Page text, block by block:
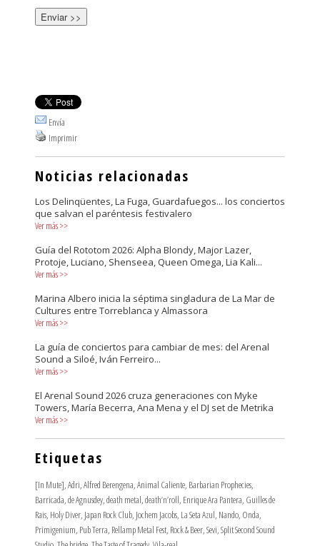
Envía
Imprimir
Noticias relacionadas
Los Delinqüentes, La Fuga, Guardafuegos... los conciertos
que salvan el paréntesis festivalero
Ver más>>
Guía del Rototom 2026: Alpha Blondy, Major Lazer,
Protoje, Luciano, Shenseea, Queen Omega, Lia Kali...
Ver más>>
Marina Albero inicia la séptima singladura de La Mar de
Cultures entre Torreblanca y Almassora
Ver más>>
La guía de conciertos para cambiar de mes: del Arenal
Sound a Siloé, Iván Ferreiro...
Ver más>>
El Arenal Sound 2026 cruza generaciones con Myke
Towers, María Becerra, Ana Mena y el DJ set de Metrika
Ver más>>
Etiquetas
[In Mute],Adri,Alfred Berengena,Animal Caliente, Barbarian Prophecies,
Barricada,de Agnusdey,death metal,death’n’roll, Enrique Ara Pantera, Guilles de
Rais, Holy Diver, Japan Rock Club, Jochem Jacobs, La Seta Azul, Nando, Onda,
Primigenium, Pub Terra, Rellamp Metal Fest, Rock & Beer,Sevi,Split Second Sound